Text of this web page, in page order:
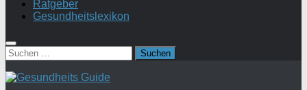
Ratgeber
Gesundheitslexikon
Suchen
nach: